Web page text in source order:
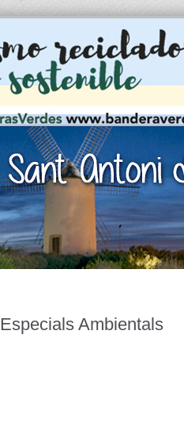
Especials Ambientals